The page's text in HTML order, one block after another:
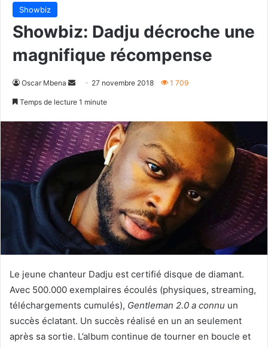
Showbiz
Showbiz: Dadju décroche une
magnifique récompense
Oscar Mbena
Envoyer27 novembre 2018 1 709
Temps de lecture 1 minute
Le jeune chanteur Dadju est certifié disque de diamant.
Avec 500.000 exemplaires écoulés (physiques, streaming,
téléchargements cumulés), Gentleman 2.0 a connu un
succès éclatant. Un succès réalisé en un an seulement
après sa sortie. L’album continue de tourner en boucle et